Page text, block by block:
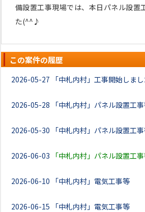
備設置工事現場では、本日パネル設置
た(^^♪
この案件の履歴
2026-05-27 「中札内村」工事開始しまし
2026-05-28 「中札内村」パネル設置工
2026-05-30 「中札内村」パネル設置工
2026-06-03 「中札内村」パネル設置工
2026-06-10 「中札内村」電気工事等
2026-06-15 「中札内村」電気工事等